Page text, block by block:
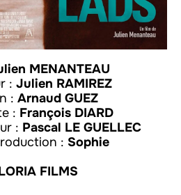
MENANTEAU
: Julien RAMIREZ
: Arnaud GUEZ
: François DIARD
: Pascal LE GUELLEC
: Sophie
FILMS